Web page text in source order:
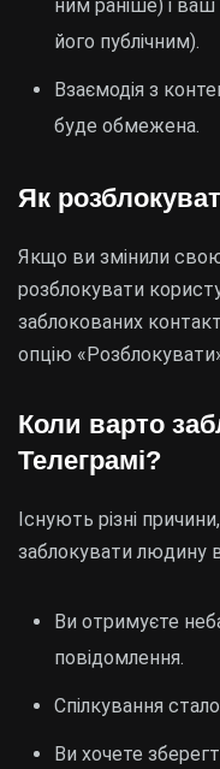
ним раніше) і
його публічним).
Взаємодія з
буде обмежена.
Як
Якщо ви змінили
розблокувати
заблокованих
опцію
Коли варто
Телеграмі?
Існують різні
заблокувати людину
Ви отримуєте
повідомлення.
Спілкування
Ви хочете